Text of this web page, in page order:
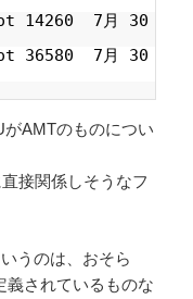
14260 7月 30
36580 7月 30
AMTのものについ
接関係しそうなフ
うのは、おそら
義されているものな